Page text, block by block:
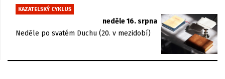
KAZATELSKÝ CYKLUS
neděle 16. srpna
Neděle po svatém Duchu (20. v mezidobí)